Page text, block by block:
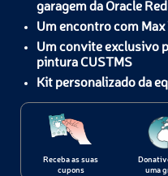
garagem da Oracle
Um encontro com Max
Um convite exclusivo
pintura CUSTMS
Kit personalizado da
Receba as suas
cupons
uma